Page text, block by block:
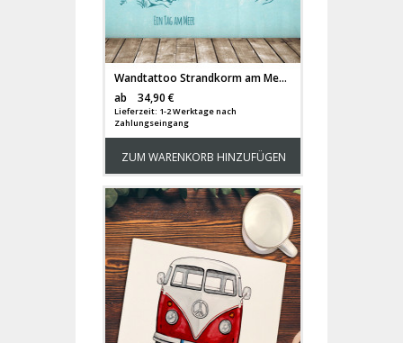
Wandtattoo Strandkorm am Meer „Ein Tag am Meer“ M1496
ab
34,90 €
Lieferzeit: 1-2 Werktage nach
Zahlungseingang
ZUM WARENKORB HINZUFÜGEN